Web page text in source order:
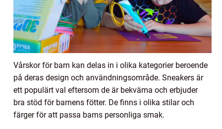
Vårskor för barn kan delas in i olika kategorier beroende
på deras design och användningsområde. Sneakers är
ett populärt val eftersom de är bekväma och erbjuder
bra stöd för barnens fötter. De finns i olika stilar och
färger för att passa barns personliga smak.